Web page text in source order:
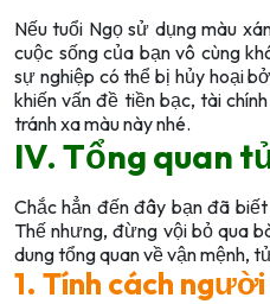
Nếu tuổi Ngọ sử dụng màu
cuộc sống của bạn vô cùng
sự nghiệp có thể bị hủy hoại
khiến vấn đề tiền bạc, tài
tránh xa màu này nhé.
IV. Tổng quan
Chắc hẳn đến đây bạn đã
Thế nhưng, đừng vội bỏ qua
dung tổng quan về vận mệnh,
1. Tính cách